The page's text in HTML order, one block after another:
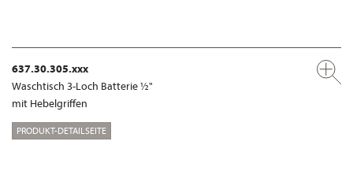
637.30.305.xxx
Waschtisch 3-Loch Batterie ½"
mit Hebelgriffen
PRODUKT-DETAILSEITE